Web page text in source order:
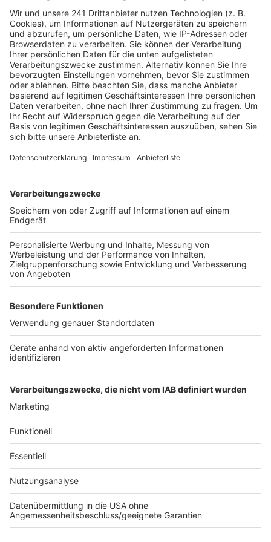
mehrere Tage im Krankenhaus verbringen
mussten. Jetzt hat die Polizei vier Minderjährige
als Tatverdächtige identifiziert.
Veröffentlicht:Montag, 08.07.2024 17:00
Anzeige
Schon letzte Woche durchsuchten Beamte in Frechen
Jugendlichen. Dabei stellten sie die Handys der
sich dabei um eine Tatwaffe handelt, müssen die
Ermittler noch klären.
Die Jugendlichen sollen über eine Internetplattform
Kontakt mit den späteren Opfern aufgenommen und
ein erotisches Treffen vereinbart haben – mit einem
gefälschten Konto sollen sie sich als Frau ausgegeben
haben.
Nach Polizeiangaben hatten die Angreifer den Opfern
später unter anderem ein hochwertiges Mountainbike
und eine Geldbörse geklaut. In zwei weiteren Fällen
blieb es nur bei Raubversuchen. Die Polizei geht aber
davon aus, dass es noch weitere Überfälle gegeben
hat und bittet weitere Opfer darum, sich zu melden.
Anzeige
Anzeige